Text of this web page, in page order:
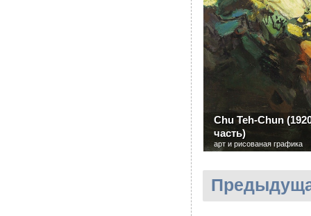
Chu Teh-Chun
часть)
арт и рисованая графика